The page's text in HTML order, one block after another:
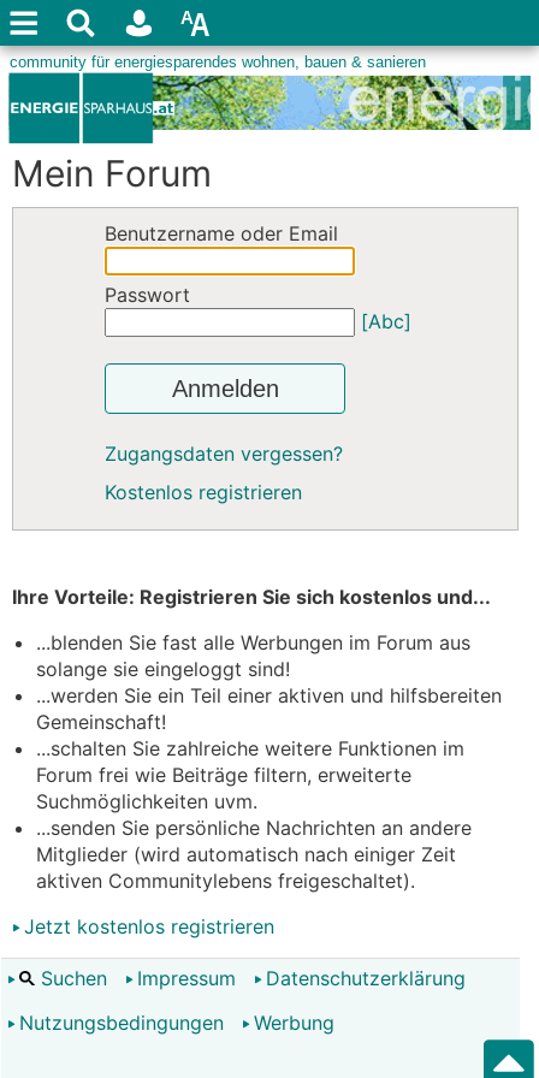
Mein Forum
Benutzername oder Email
Passwort
[Abc]
Anmelden
Zugangsdaten vergessen?
Kostenlos registrieren
Ihre Vorteile: Registrieren Sie sich kostenlos und...
...blenden Sie fast alle Werbungen im Forum aus
solange sie eingeloggt sind!
...werden Sie ein Teil einer aktiven und hilfsbereiten
Gemeinschaft!
...schalten Sie zahlreiche weitere Funktionen im
Forum frei wie Beiträge filtern, erweiterte
Suchmöglichkeiten uvm.
...senden Sie persönliche Nachrichten an andere
Mitglieder (wird automatisch nach einiger Zeit
aktiven Communitylebens freigeschaltet).
Jetzt kostenlos registrieren
Suchen Impressum
Datenschutzerklärung
Nutzungsbedingungen
Werbung